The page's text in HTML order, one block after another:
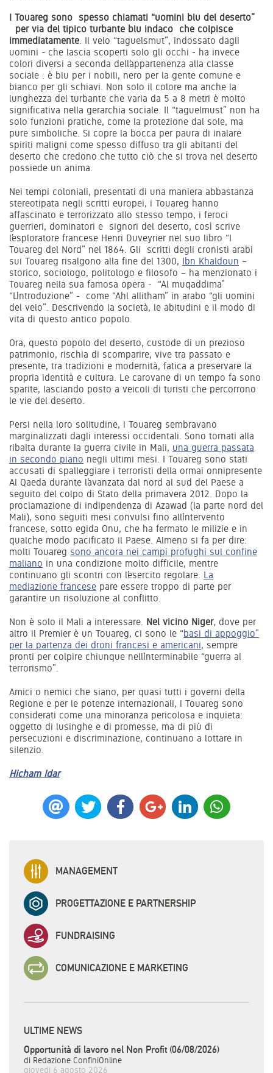
I Touareg sono spesso chiamati “uomini blu del deserto”
per via del tipico turbante blu indaco che colpisce
immediatamente. Il velo “taguelsmut”, indossato dagli
uomini - che lascia scoperti solo gli occhi - ha invece
colori diversi a seconda dell’appartenenza alla classe
sociale : è blu per i nobili, nero per la gente comune e
bianco per gli schiavi. Non solo il colore ma anche la
lunghezza del turbante che varia da 5 a 8 metri è molto
significativa nella gerarchia sociale. Il “taguelmust” non ha
solo funzioni pratiche, come la protezione dal sole, ma
pure simboliche. Si copre la bocca per paura di inalare
spiriti maligni come spesso diffuso tra gli abitanti del
deserto che credono che tutto ciò che si trova nel deserto
possiede un anima.
Nei tempi coloniali, presentati di una maniera abbastanza
stereotipata negli scritti europei, i Touareg hanno
affascinato e terrorizzato allo stesso tempo, i feroci
guerrieri, dominatori e signori del deserto, così scrive
l’esploratore francese Henri Duveyrier nel suo libro “I
Touareg del Nord” nel 1864. Gli scritti degli cronisti arabi
sui Touareg risalgono alla fine del 1300, Ibn Khaldoun –
storico, sociologo, politologo e filosofo – ha menzionato i
Touareg nella sua famosa opera - “Al muqaddima”
“L’introduzione” - come “Ahl allitham” in arabo “gli uomini
del velo”. Descrivendo la società, le abitudini e il modo di
vita di questo antico popolo.
Ora, questo popolo del deserto, custode di un prezioso
patrimonio, rischia di scomparire, vive tra passato e
presente, tra tradizioni e modernità, fatica a preservare la
propria identità e cultura. Le carovane di un tempo fa sono
sparite, lasciando posto a veicoli di turisti che percorrono
le vie del deserto.
Persi nella loro solitudine, i Touareg sembravano
marginalizzati dagli interessi occidentali. Sono tornati alla
ribalta durante la guerra civile in Mali, una guerra passata
in secondo piano negli ultimi mesi. I Touareg sono stati
accusati di spalleggiare i terroristi della ormai onnipresente
Al Qaeda durante l’avanzata dal nord al sud del Paese a
seguito del colpo di Stato della primavera 2012. Dopo la
proclamazione di indipendenza di Azawad (la parte nord del
Mali), sono seguiti mesi convulsi fino all’intervento
francese, sotto egida Onu, che ha fermato le milizie e in
qualche modo pacificato il Paese. Almeno si fa per dire:
molti Touareg sono ancora nei campi profughi sul confine
maliano in una condizione molto difficile, mentre
continuano gli scontri con l’esercito regolare. La
mediazione francese pare essere troppo di parte per
garantire un risoluzione al conflitto.
Non è solo il Mali a interessare. Nel vicino Niger, dove per
altro il Premier è un Touareg, ci sono le “basi di appoggio”
per la partenza dei droni francesi e americani, sempre
pronti per colpire chiunque nell’interminabile “guerra al
terrorismo”.
Amici o nemici che siano, per quasi tutti i governi della
Regione e per le potenze internazionali, i Touareg sono
considerati come una minoranza pericolosa e inquieta:
oggetto di lusinghe e di promesse, ma di più di
persecuzioni e discriminazione, continuano a lottare in
silenzio.
Hicham Idar
MANAGEMENT
PROGETTAZIONE E PARTNERSHIP
FUNDRAISING
COMUNICAZIONE E MARKETING
ULTIME NEWS
Opportunità di lavoro nel Non Profit (06/08/2026)
di Redazione ConfiniOnline
giovedì 6 agosto 2026